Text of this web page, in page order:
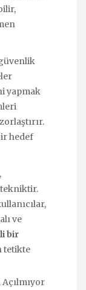
yapmak
hedef
tekniktir.
ve
bir
tetikte